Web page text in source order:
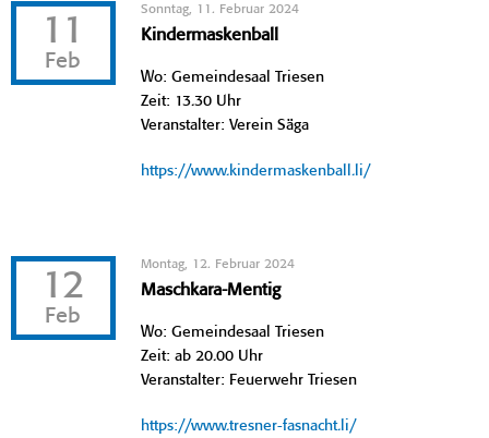
11
Feb
Sonntag, 11. Februar 2024
Kindermaskenball
Wo: Gemeindesaal Triesen
Zeit: 13.30 Uhr
Veranstalter: Verein Säga
https://www.kindermaskenball.li/
12
Feb
Montag, 12. Februar 2024
Maschkara-Mentig
Wo: Gemeindesaal Triesen
Zeit: ab 20.00 Uhr
Veranstalter: Feuerwehr Triesen
https://www.tresner-fasnacht.li/